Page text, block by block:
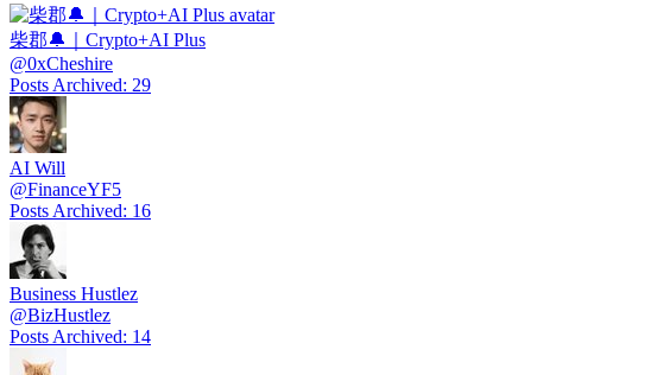
柴郡🔔｜Crypto+AI Plus
@0xCheshire
Posts Archived: 29
AI Will
@FinanceYF5
Posts Archived: 16
Business Hustlez
@BizHustlez
Posts Archived: 14